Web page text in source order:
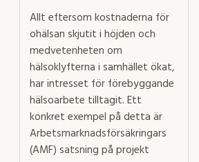
Allt eftersom kostnaderna för
ohälsan skjutit i höjden och
medvetenheten om
hälsoklyfterna i samhället ökat,
har intresset för förebyggande
hälsoarbete tilltagit. Ett
konkret exempel på detta är
Arbetsmarknadsförsäkringars
(AMF) satsning på projekt